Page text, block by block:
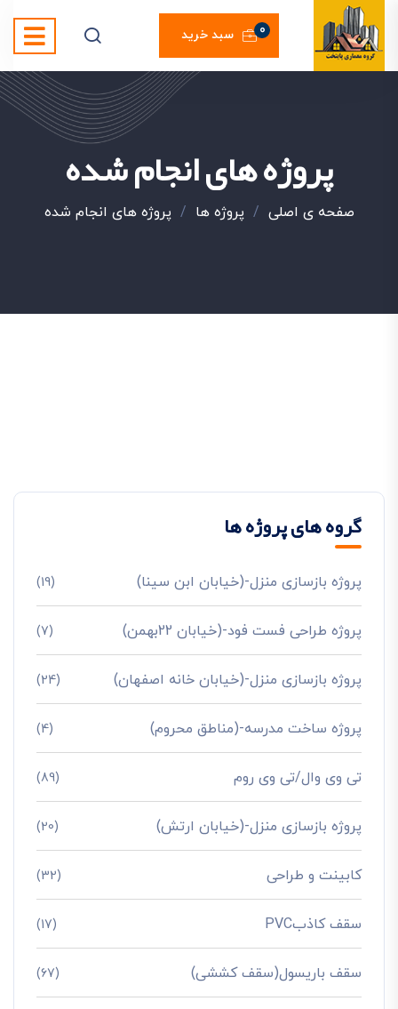
سبد خرید 0
پروژه های انجام شده
صفحه ی اصلی / پروژه ها / پروژه های انجام شده
گروه های پروژه ها
پروژه بازسازی منزل-(خیابان ابن سینا) (19)
پروژه طراحی فست فود-(خیابان 22بهمن) (7)
پروژه بازسازی منزل-(خیابان خانه اصفهان) (24)
پروژه ساخت مدرسه-(مناطق محروم) (4)
تی وی وال/تی وی روم (89)
پروژه بازسازی منزل-(خیابان ارتش) (20)
کابینت و طراحی (32)
سقف کاذبPVC (17)
سقف باریسول(سقف کششی) (67)